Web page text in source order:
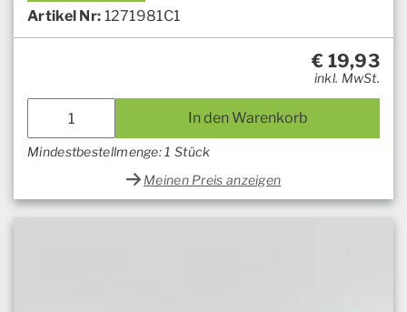
Artikel Nr: 1271981C1
€ 19,93
inkl. MwSt.
In den Warenkorb
Mindestbestellmenge: 1 Stück
Meinen Preis anzeigen